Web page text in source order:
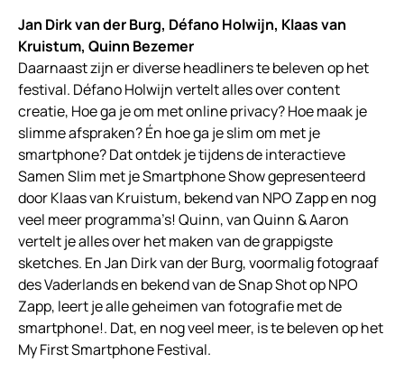
Jan Dirk van der Burg, Défano Holwijn, Klaas van
Kruistum, Quinn Bezemer
Daarnaast zijn er diverse headliners te beleven op het
festival. Défano Holwijn vertelt alles over content
creatie, Hoe ga je om met online privacy? Hoe maak je
slimme afspraken? Én hoe ga je slim om met je
smartphone? Dat ontdek je tijdens de interactieve
Samen Slim met je Smartphone Show gepresenteerd
door Klaas van Kruistum, bekend van NPO Zapp en nog
veel meer programma’s! Quinn, van Quinn & Aaron
vertelt je alles over het maken van de grappigste
sketches. En Jan Dirk van der Burg, voormalig fotograaf
des Vaderlands en bekend van de Snap Shot op NPO
Zapp, leert je alle geheimen van fotografie met de
smartphone!. Dat, en nog veel meer, is te beleven op het
My First Smartphone Festival.